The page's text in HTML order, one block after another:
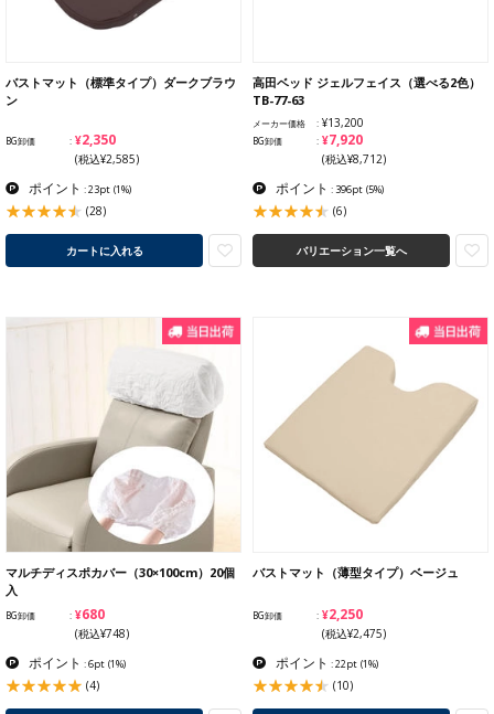
バストマット（標準タイプ）ダークブラウ
ン
BG卸価 ¥2,350
(税込¥2,585)
ポイント : 23pt (1%)
(28)
カートに入れる
高田ベッド ジェルフェイス（選べる2色）
TB-77-63
メーカー価格 ¥13,200
BG卸価 ¥7,920
(税込¥8,712)
ポイント : 396pt (5%)
(6)
バリエーション一覧へ
マルチディスポカバー（30×100cm）20個
入
BG卸価 ¥680
(税込¥748)
ポイント : 6pt (1%)
(4)
バストマット（薄型タイプ）ベージュ
BG卸価 ¥2,250
(税込¥2,475)
ポイント : 22pt (1%)
(10)